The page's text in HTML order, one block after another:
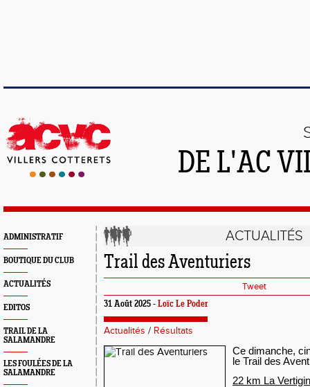
DE L'AC
ADMINISTRATIF
BOUTIQUE DU CLUB
ACTUALITÉS
EDITOS
TRAIL DE LA
SALAMANDRE
LES FOULÉES DE LA
SALAMANDRE
ACTUALITÉS
Trail des Aventuriers
Tweet
31 Août 2025 - Loïc Le Poder
Actualités / Résultats
Ce dimanche,
le Trail des
22 km La